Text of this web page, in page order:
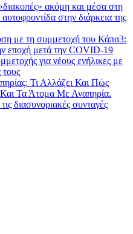
ακόμη και μέσα στη
στην διάρκεια της
με τη συμμετοχή του Κάπα3:
εποχή μετά την COVID-19
για νέους ενήλικες με
τους
Τι Αλλάζει Και Πώς
Και Τα Άτομα Με Αναπηρία.
διασυνοριακές συνταγές